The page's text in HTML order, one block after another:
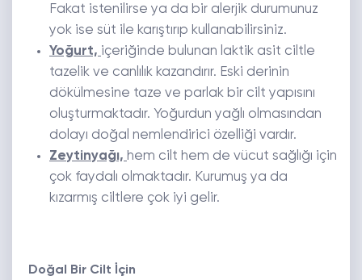
Fakat istenilirse ya da bir alerjik durumunuz
yok ise süt ile karıştırıp kullanabilirsiniz.
Yoğurt, içeriğinde bulunan laktik asit ciltle
tazelik ve canlılık kazandırır. Eski derinin
dökülmesine taze ve parlak bir cilt yapısını
oluşturmaktadır. Yoğurdun yağlı olmasından
dolayı doğal nemlendirici özelliği vardır.
Zeytinyağı, hem cilt hem de vücut sağlığı için
çok faydalı olmaktadır. Kurumuş ya da
kızarmış ciltlere çok iyi gelir.
Doğal Bir Cilt İçin